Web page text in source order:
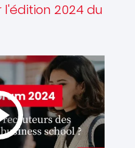
l'édition 2024 du